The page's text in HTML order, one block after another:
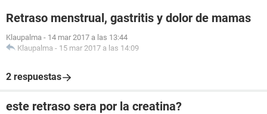
Retraso menstrual, gastritis y dolor de mamas
Klaupalma - 14 mar 2017 a las 13:44
Klaupalma - 15 mar 2017 a las 14:09
2 respuestas
este retraso sera por la creatina?